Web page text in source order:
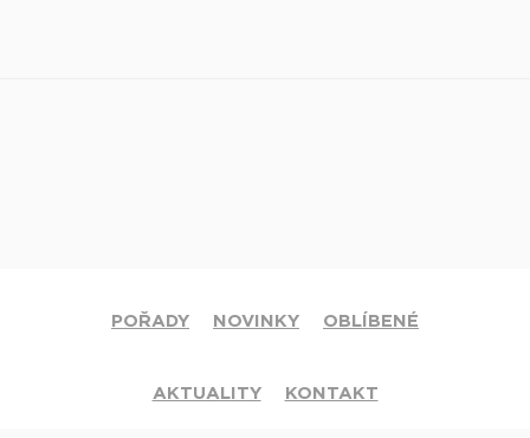
POŘADY NOVINKY OBLÍBENÉ
AKTUALITY KONTAKT